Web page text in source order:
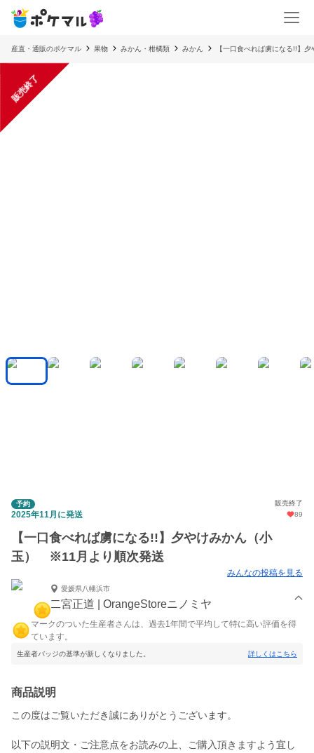
産直・通販のポケマル 果物 みかん・柑橘類 みかん 【一口食べれば虜になる!!】
販売終了
予約 販売終了
2025年11月に発送 89
【一口食べれば虜になる!!】夕やけみかん（小
玉） ※11月より順次発送
みんなの投稿を見る
愛媛県八幡浜市
二宮正道 | OrangeStoreニノミヤ
マークのついた生産者さんは、過去1年間で平均して特に高い評価を得
ています。
生産者バッジの基準が新しくなりました。 詳しくはこちら
商品説明
この度はご覧いただき誠にありがとうございます。
以下の説明文・ご注意点をお読みの上、ご購入頂きますよう宜し